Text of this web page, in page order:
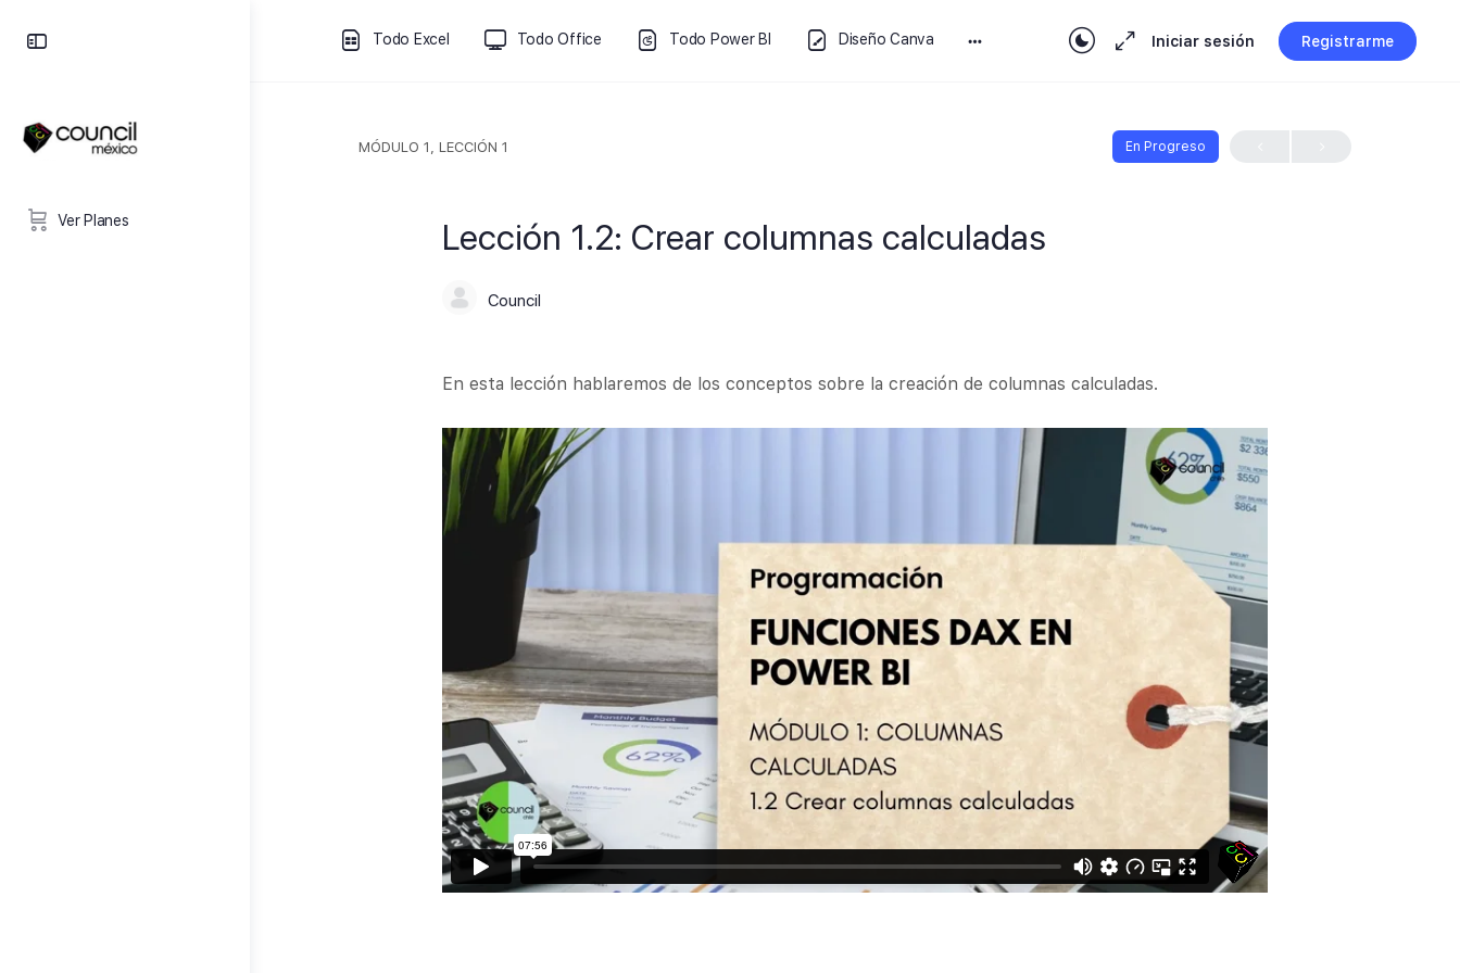
Ver Planes
Todo Excel Todo Office Todo Power BI Diseño Canva Iniciar sesión Registrarme
MÓDULO 1, LECCIÓN 1 En Progreso
Lección 1.2: Crear columnas calculadas
Council
En esta lección hablaremos de los conceptos sobre la creación de columnas calculadas.